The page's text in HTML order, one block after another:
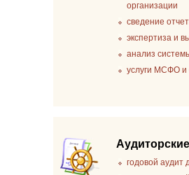
организации
сведение
экспертиза и
анализ
услуги МСФО и
годовой